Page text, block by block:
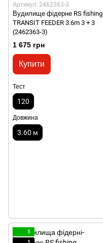
Артикул: 2462363-3
Вудилище фідерне RS fishing
TRANSIT FEEDER 3.6m 3 + 3
(2462363-3)
1 675 грн
Купити
Тест
120
Довжина
3.60 м
5
5